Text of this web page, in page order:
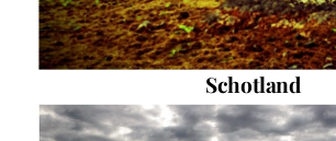
Schotland